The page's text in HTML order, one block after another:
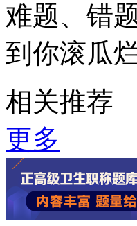
难题、错
到你滚瓜
相关推荐
更多